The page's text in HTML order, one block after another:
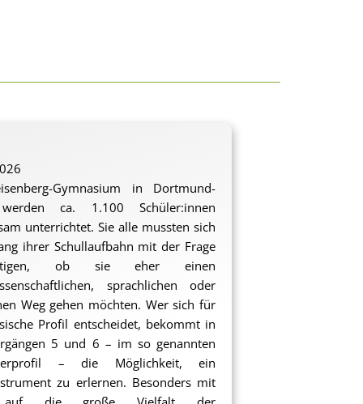
Gymnasium in Dortmund-
ca. 1.100 Schüler:innen
unterrichtet. Sie alle mussten sich
ihrer Schullaufbahn mit der Frage
ob sie eher einen
sprachlichen oder
Weg gehen möchten. Wer sich für
Profil entscheidet, bekommt in
5 und 6 – im so genannten
– die Möglichkeit, ein
zu erlernen. Besonders mit